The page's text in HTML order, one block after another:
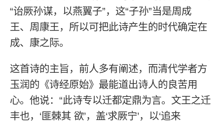
“诒厥孙谋，以燕翼子”，这“子孙”当是周成
王、周康王，所以可把此诗产生的时代确定在
成、康之际。
这首诗的主旨，前人多有阐述，而清代学者方
玉润的《诗经原始》最能道出诗人的良苦用
心。他说：“此诗专以迁都定鼎为言。文王之迁
丰也，‘匪棘其 欲’，盖‘求厥宁’，以‘追来